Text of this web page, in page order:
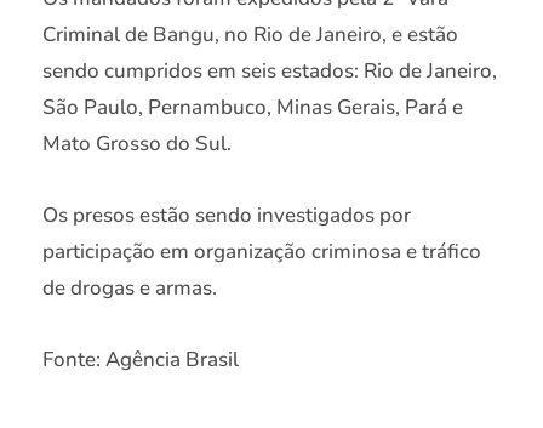
Criminal de Bangu, no Rio de Janeiro, e estão
sendo cumpridos em seis estados: Rio de Janeiro,
São Paulo, Pernambuco, Minas Gerais, Pará e
Mato Grosso do Sul.
Os presos estão sendo investigados por
participação em organização criminosa e tráfico
de drogas e armas.
Fonte: Agência Brasil